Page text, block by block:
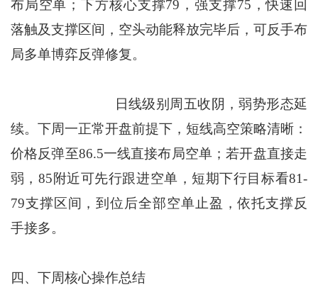
布局空单；下方核心支撑79，强支撑75，快速回
落触及支撑区间，空头动能释放完毕后，可反手布
局多单博弈反弹修复。
日线级别周五收阴，弱势形态延
续。下周一正常开盘前提下，短线高空策略清晰：
价格反弹至86.5一线直接布局空单；若开盘直接走
弱，85附近可先行跟进空单，短期下行目标看81-
79支撑区间，到位后全部空单止盈，依托支撑反
手接多。
四、下周核心操作总结